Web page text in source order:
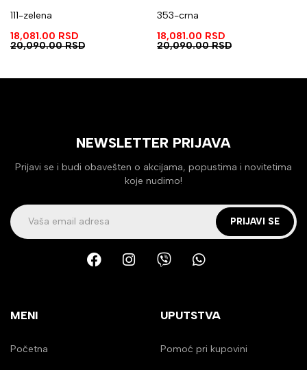
111-zelena
20,090.00RSD
18,081.00 RSD
353-crna
20,090.00RSD
18,081.00 RSD
NEWSLETTER PRIJAVA
Prijavi se i budi obavešten o akcijama, popustima i novitetima
koje nudimo!
PRIJAVI SE
MENI
Početna
UPUTSTVA
Pomoć pri kupovini